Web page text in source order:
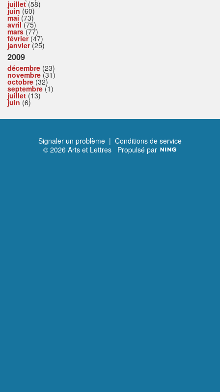
juillet(58)
juin (60)
mai (73)
avril(75)
mars(77)
février(47)
janvier(25)
2009
décembre (23)
novembre (31)
octobre (32)
septembre (1)
juillet (13)
juin (6)
Signaler un problème | Conditions de service
© 2026 Arts et Lettres Propulsé par